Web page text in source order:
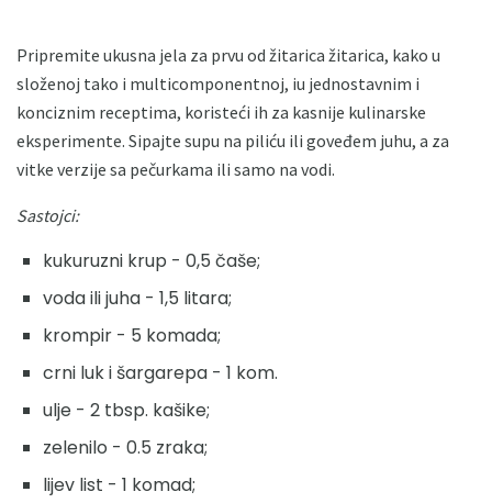
Pripremite ukusna jela za prvu od žitarica žitarica, kako u
složenoj tako i multicomponentnoj, iu jednostavnim i
konciznim receptima, koristeći ih za kasnije kulinarske
eksperimente. Sipajte supu na piliću ili goveđem juhu, a za
vitke verzije sa pečurkama ili samo na vodi.
Sastojci:
kukuruzni krup - 0,5 čaše;
voda ili juha - 1,5 litara;
krompir - 5 komada;
crni luk i šargarepa - 1 kom.
ulje - 2 tbsp. kašike;
zelenilo - 0.5 zraka;
lijev list - 1 komad;